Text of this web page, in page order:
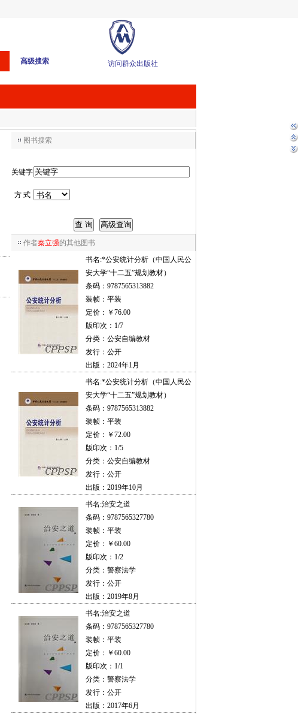
高级搜索 访问群众出版社
图书搜索
关键字
方 式
作者秦立强的其他图书
书名:*公安统计分析（中国人民公
安大学“十二五”规划教材）
条码：9787565313882
装帧：平装
定价：￥76.00
版印次：1/7
分类：公安自编教材
发行：公开
出版：2024年1月
书名:*公安统计分析（中国人民公
安大学“十二五”规划教材）
条码：9787565313882
装帧：平装
定价：￥72.00
版印次：1/5
分类：公安自编教材
发行：公开
出版：2019年10月
书名:治安之道
条码：9787565327780
装帧：平装
定价：￥60.00
版印次：1/2
分类：警察法学
发行：公开
出版：2019年8月
书名:治安之道
条码：9787565327780
装帧：平装
定价：￥60.00
版印次：1/1
分类：警察法学
发行：公开
出版：2017年6月